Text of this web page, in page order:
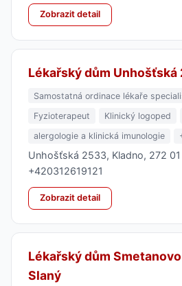
Zobrazit detail
Lékařský dům Unhošťská
Samostatná ordinace lékaře
Fyzioterapeut
Klinický logoped
alergologie a klinická imunologie
Unhošťská 2533, Kladno, 272 01
+420312619121
Zobrazit detail
Lékařský dům
Slaný